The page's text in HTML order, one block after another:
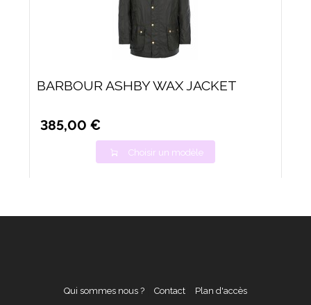
BARBOUR ASHBY WAX JACKET
385,00 €
Choisir un modèle
Qui sommes nous ? Contact Plan d'accès